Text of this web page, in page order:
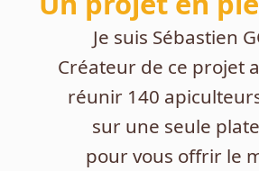
Je suis Sébastien
Créateur de ce projet
réunir 140
sur une seule
pour vous offrir le